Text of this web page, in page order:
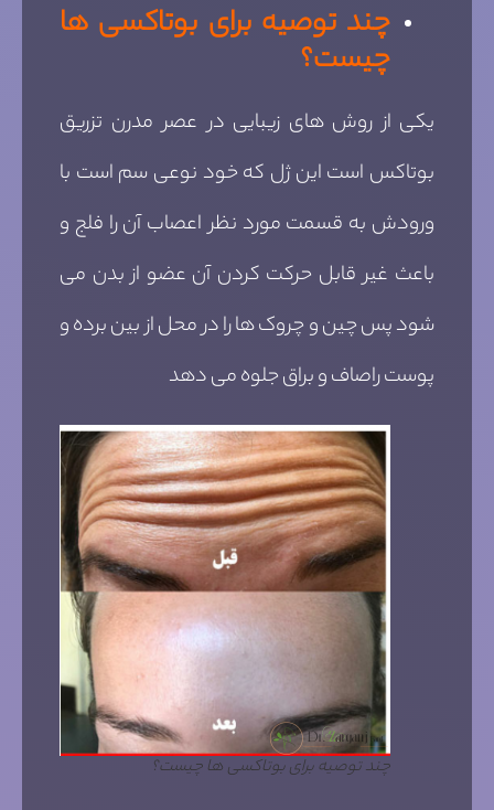
چند توصیه برای بوتاکسی ها
چیست؟
یکی از روش های زیبایی در عصر مدرن تزریق
بوتاکس است این ژل که خود نوعی سم است با
ورودش به قسمت مورد نظر اعصاب آن را فلج و
باعث غیر قابل حرکت کردن آن عضو از بدن می
شود پس چین و چروک ها را در محل از بین برده و
پوست راصاف و براق جلوه می دهد
چند توصیه برای بوتاکسی ها چیست؟